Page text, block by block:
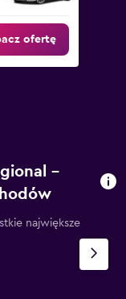
ofertę
–
największe